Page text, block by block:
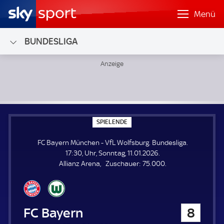
Menü
BUNDESLIGA
SPIELENDE
P
E
L
E
N
FC Bayern München - VfL Wolfsburg. Bundesliga.
17:30, Uhr, Sonntag, 11.01.2026.
Allianz Arena
Zuschauer: Z
75.000.
FC Bayern München 8